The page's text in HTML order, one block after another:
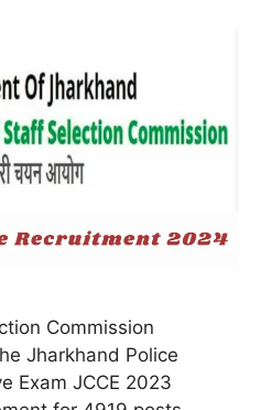
Commission
Jharkhand Police
Exam JCCE 2023